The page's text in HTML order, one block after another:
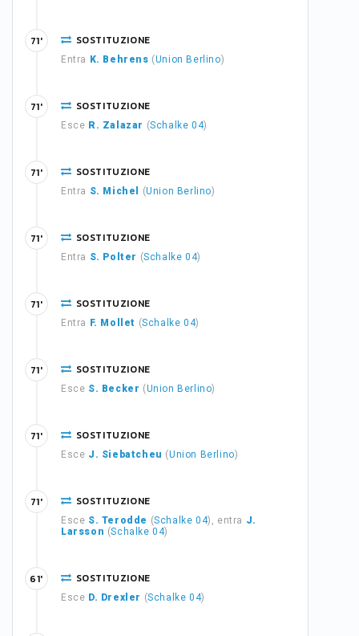
SOSTITUZIONE
Entra K. Behrens (Union Berlino)
71'
SOSTITUZIONE
Esce R. Zalazar (Schalke 04)
71'
SOSTITUZIONE
Entra S. Michel (Union Berlino)
71'
SOSTITUZIONE
Entra S. Polter (Schalke 04)
71'
SOSTITUZIONE
Entra F. Mollet (Schalke 04)
71'
SOSTITUZIONE
Esce S. Becker (Union Berlino)
71'
SOSTITUZIONE
Esce J. Siebatcheu (Union Berlino)
71'
SOSTITUZIONE
Esce S. Terodde (Schalke 04), entra J.
Larsson (Schalke 04)
71'
SOSTITUZIONE
Esce D. Drexler (Schalke 04)
61'